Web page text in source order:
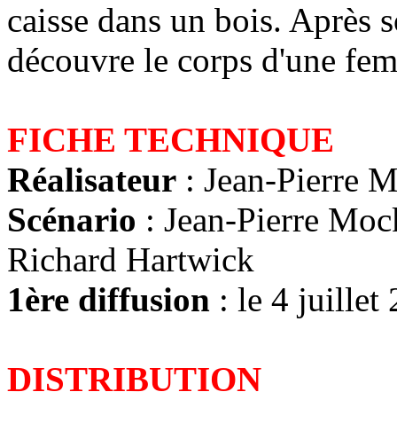
caisse dans un bois. Après
découvre le corps d'une
FICHE TECHNIQUE
Réalisateur : Jean-Pierre
Scénario : Jean-Pierre
Richard Hartwick
1ère diffusion : le 4 juillet
DISTRIBUTION